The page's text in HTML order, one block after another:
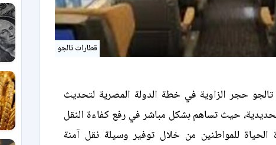
قطارات تالجو
حجر الزاوية في خطة الدولة المصرية لتحديث
حيث تساهم بشكل مباشر في رفع كفاءة النقل
للمواطنين من خلال توفير وسيلة نقل آمنة